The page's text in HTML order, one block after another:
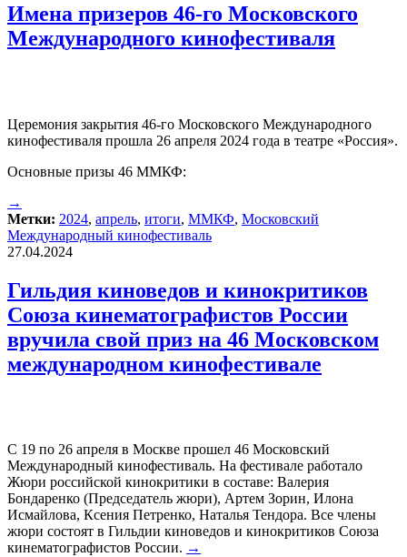
Имена призеров 46-го Московского
Международного кинофестиваля
Церемония закрытия 46-го Московского Международного
кинофестиваля прошла 26 апреля 2024 года в театре «Россия».
Основные призы 46 ММКФ:
→
Метки: 2024, апрель, итоги, ММКФ, Московский
Международный кинофестиваль
27.04.2024
Гильдия киноведов и кинокритиков
Союза кинематографистов России
вручила свой приз на 46 Московском
международном кинофестивале
С 19 по 26 апреля в Москве прошел 46 Московский
Международный кинофестиваль. На фестивале работало
Жюри российской кинокритики в составе: Валерия
Бондаренко (Председатель жюри), Артем Зорин, Илона
Исмайлова, Ксения Петренко, Наталья Тендора. Все члены
жюри состоят в Гильдии киноведов и кинокритиков Союза
кинематографистов России. →